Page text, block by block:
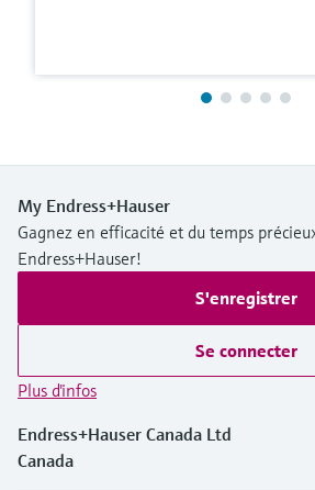
My Endress+Hauser
Gagnez en efficacité et du temps
Endress+Hauser!
S'enregistrer
Se connecter
Plus d'infos
Endress+Hauser Canada Ltd
Canada